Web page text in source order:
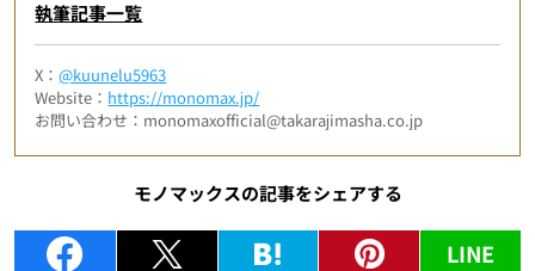
執筆記事一覧
X：@kuunelu5963
Website： https://monomax.jp/
お問い合わせ：monomaxofficial@takarajimasha.co.jp
モノマックスの記事をシェアする
LINE